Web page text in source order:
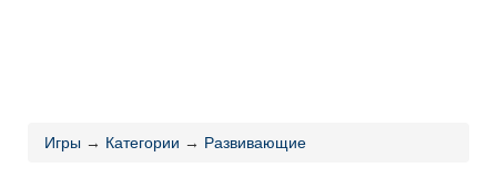
Игры → Категории → Развивающие